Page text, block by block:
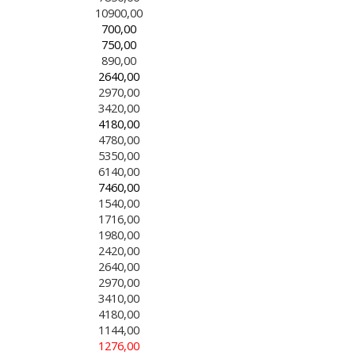
10900,00
700,00
750,00
890,00
2640,00
2970,00
3420,00
4180,00
4780,00
5350,00
6140,00
7460,00
1540,00
1716,00
1980,00
2420,00
2640,00
2970,00
3410,00
4180,00
1144,00
1276,00